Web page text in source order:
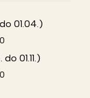
01.04.)
01.11.)